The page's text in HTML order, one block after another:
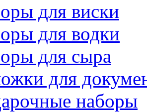
для виски
для водки
для сыра
для
наборы